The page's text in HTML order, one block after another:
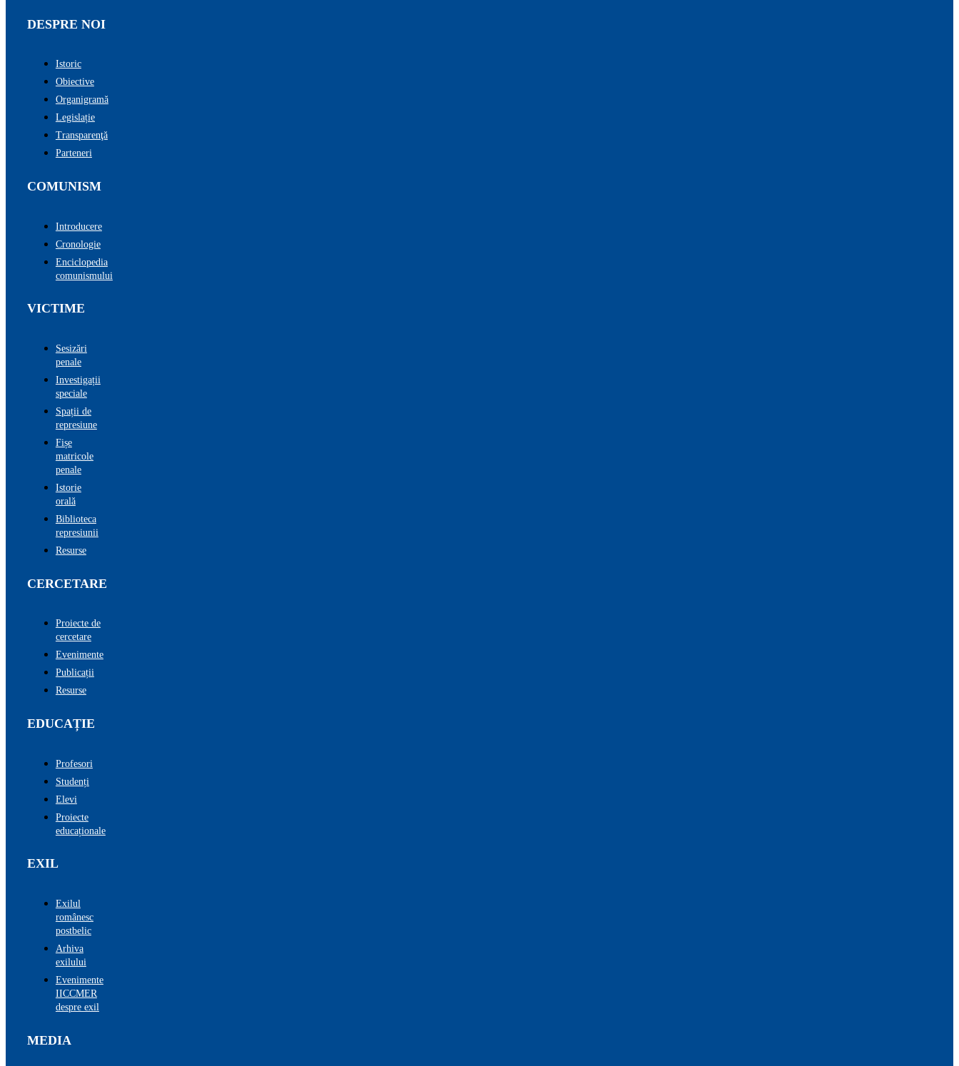
DESPRE NOI
Istoric
Obiective
Organigramă
Legislație
Transparenţă
Parteneri
COMUNISM
Introducere
Cronologie
Enciclopedia
comunismului
VICTIME
Sesizări
penale
Investigații
speciale
Spații de
represiune
Fișe
matricole
penale
Istorie
orală
Biblioteca
represiunii
Resurse
CERCETARE
Proiecte de
cercetare
Evenimente
Publicații
Resurse
EDUCAȚIE
Profesori
Studenți
Elevi
Proiecte
educaționale
EXIL
Exilul
românesc
postbelic
Arhiva
exilului
Evenimente
IICCMER
despre exil
MEDIA